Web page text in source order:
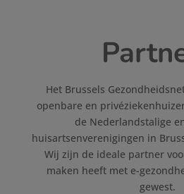
Het Brussels
openbare en
de Nederlandstalige
huisartsenverenigingen in
Wij zijn de ideale partner
maken heeft met e-
gewest.